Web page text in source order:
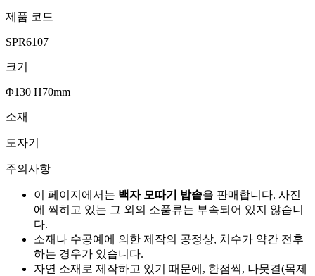
제품 코드
SPR6107
크기
Φ130 H70mm
소재
도자기
주의사항
이 페이지에서는 백자 모따기 밥솥을 판매합니다. 사진
에 찍히고 있는 그 외의 소품류는 부속되어 있지 않습니
다.
소재나 수공예에 의한 제작의 공정상, 치수가 약간 전후
하는 경우가 있습니다.
자연 소재로 제작하고 있기 때문에, 한점씩, 나뭇결(목제